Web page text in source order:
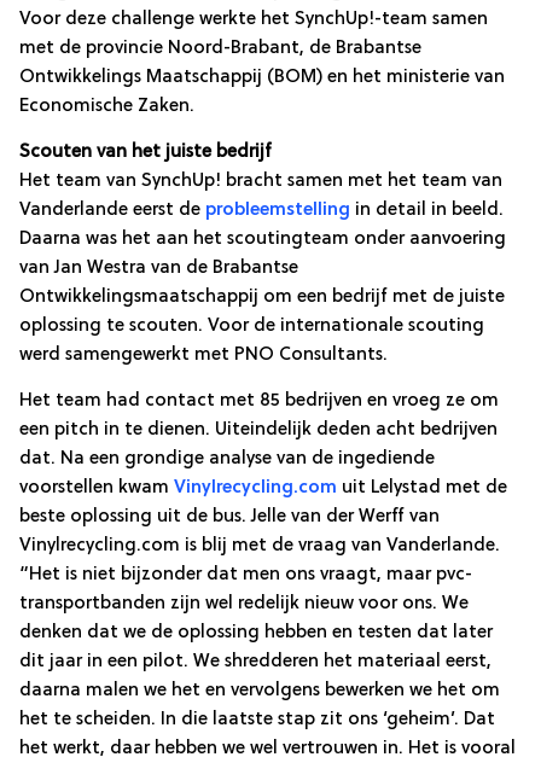
Voor deze challenge werkte het SynchUp!-team samen
met de provincie Noord-Brabant, de Brabantse
Ontwikkelings Maatschappij (BOM) en het ministerie van
Economische Zaken.
Scouten van het juiste bedrijf
Het team van SynchUp! bracht samen met het team van
Vanderlande eerst de probleemstelling in detail in beeld.
Daarna was het aan het scoutingteam onder aanvoering
van Jan Westra van de Brabantse
Ontwikkelingsmaatschappij om een bedrijf met de juiste
oplossing te scouten. Voor de internationale scouting
werd samengewerkt met PNO Consultants.
Het team had contact met 85 bedrijven en vroeg ze om
een pitch in te dienen. Uiteindelijk deden acht bedrijven
dat. Na een grondige analyse van de ingediende
voorstellen kwam Vinylrecycling.com uit Lelystad met de
beste oplossing uit de bus. Jelle van der Werff van
Vinylrecycling.com is blij met de vraag van Vanderlande.
“Het is niet bijzonder dat men ons vraagt, maar pvc-
transportbanden zijn wel redelijk nieuw voor ons. We
denken dat we de oplossing hebben en testen dat later
dit jaar in een pilot. We shredderen het materiaal eerst,
daarna malen we het en vervolgens bewerken we het om
het te scheiden. In die laatste stap zit ons ‘geheim’. Dat
het werkt, daar hebben we wel vertrouwen in. Het is vooral